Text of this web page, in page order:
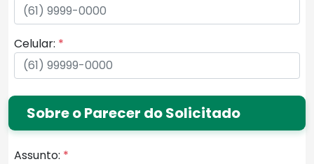
Celular: *
Sobre o Parecer do Solicitado
Assunto: *